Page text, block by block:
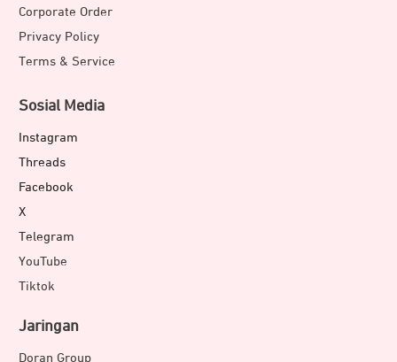
Corporate Order
Privacy Policy
Terms & Service
Sosial Media
Instagram
Threads
Facebook
X
Telegram
YouTube
Tiktok
Jaringan
Doran Group